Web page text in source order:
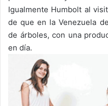
Igualmente Humbolt al
de que en la Venezuela
de árboles, con una
en día.